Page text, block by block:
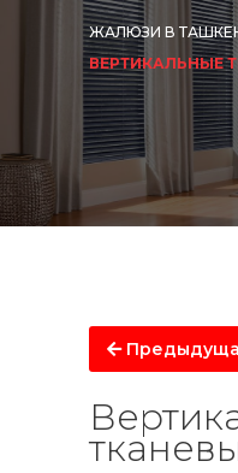
ЖАЛЮЗИ В
ВЕРТИКАЛЬНЫЕ